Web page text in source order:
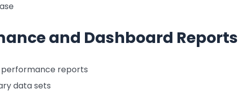
and Dashboard Reports
performance reports
data sets